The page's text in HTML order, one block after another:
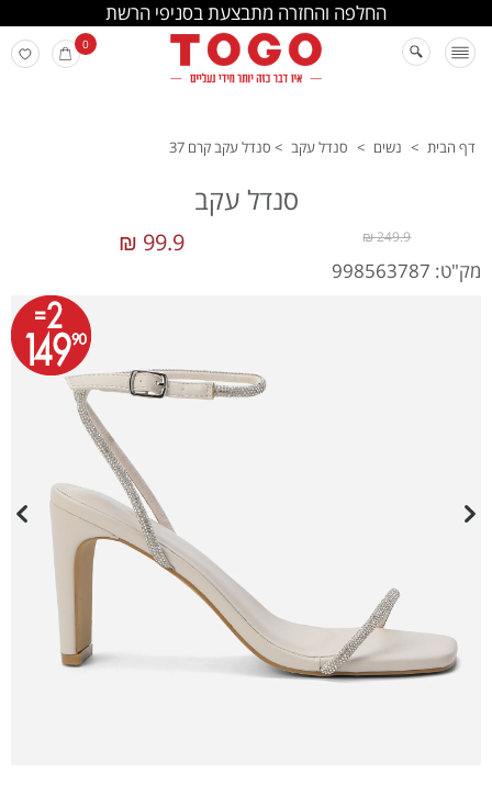
החלפה והחזרה מתבצעת בסניפי הרשת
0
דף הבית > נשים > סנדל עקב > סנדל עקב קרם 37
סנדל עקב
99.9 ₪ 249.9 ₪
מק"ט: 998563787